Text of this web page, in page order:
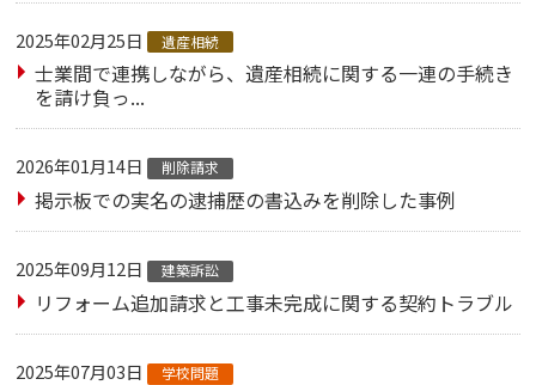
2025年02月25日 遺産相続
士業間で連携しながら、遺産相続に関する一連の手続き
を請け負っ...
2026年01月14日 削除請求
掲示板での実名の逮捕歴の書込みを削除した事例
2025年09月12日 建築訴訟
リフォーム追加請求と工事未完成に関する契約トラブル
2025年07月03日 学校問題